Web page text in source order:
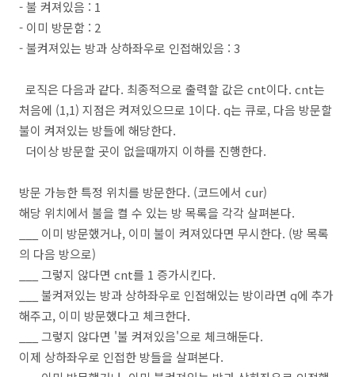
- 불 켜져있음 : 1
- 이미 방문함 : 2
- 불켜져있는 방과 상하좌우로 인접해있음 : 3
로직은 다음과 같다. 최종적으로 출력할 값은 cnt이다. cnt는
처음에 (1,1) 지점은 켜져있으므로 1이다. q는 큐로, 다음 방문할
불이 켜져있는 방들에 해당한다.
더이상 방문할 곳이 없을때까지 이하를 진행한다.
방문 가능한 특정 위치를 방문한다. (코드에서 cur)
해당 위치에서 불을 켤 수 있는 방 목록을 각각 살펴본다.
___ 이미 방문했거나, 이미 불이 켜져있다면 무시한다. (방 목록
의 다음 방으로)
___ 그렇지 않다면 cnt를 1 증가시킨다.
___ 불켜져있는 방과 상하좌우로 인접해있는 방이라면 q에 추가
해주고, 이미 방문했다고 체크한다.
___ 그렇지 않다면 '불 켜져있음'으로 체크해둔다.
이제 상하좌우로 인접한 방들을 살펴본다.